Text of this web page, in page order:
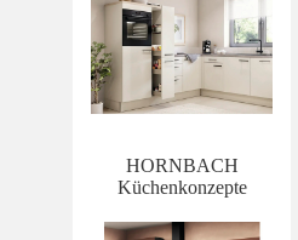
HORNBACH
Küchenkonzepte